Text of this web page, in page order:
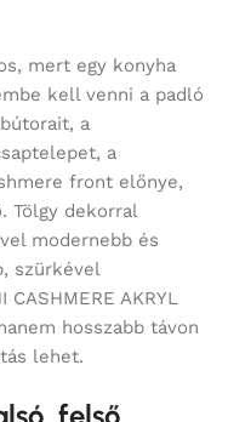
mert egy konyha
kell venni a padló
a
a
front előnye,
Tölgy dekorral
modernebb és
szürkével
AKRYL
hosszabb távon
lehet.